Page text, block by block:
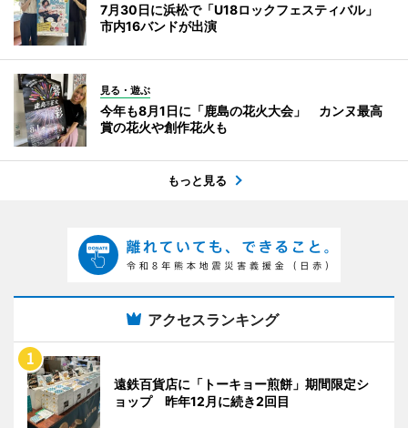
7月30日に浜松で「U18ロックフェスティバル」
市内16バンドが出演
見る・遊ぶ
今年も8月1日に「鹿島の花火大会」 カンヌ最高
賞の花火や創作花火も
もっと見る
アクセスランキング
遠鉄百貨店に「トーキョー煎餅」期間限定シ
ョップ 昨年12月に続き2回目